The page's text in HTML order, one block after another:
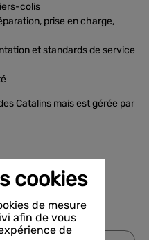
colis
prise en charge,
et standards de service
Catalins mais est gérée par
cookies
de mesure
afin de vous
de